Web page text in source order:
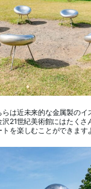
は近未来的な金属製のイ
21世紀美術館にはたくさ
を楽しむことができます